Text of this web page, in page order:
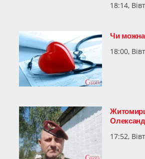
18:14,
Чи можна
18:00,
17:52,